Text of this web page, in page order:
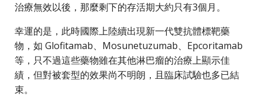
治療無效以後，那麼剩下的存活期大約只有3個月。
幸運的是，此時國際上陸續出現新一代雙抗體標靶藥
物，如 Glofitamab、Mosunetuzumab、Epcoritamab
等，只不過這些藥物雖在其他淋巴瘤的治療上顯示佳
績，但對被套型的效果尚不明朗，且臨床試驗也多已結
束。